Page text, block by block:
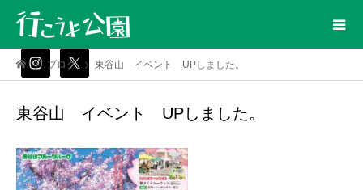
ブログ 東谷山 イベント UPしました。
東谷山 イベント UPしました。